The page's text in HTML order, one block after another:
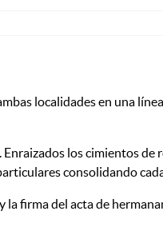
localidades en una
los cimientos de
consolidando
firma del acta de